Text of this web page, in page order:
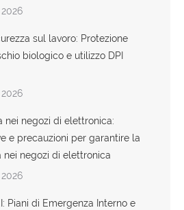
sul lavoro: Protezione
biologico e utilizzo DPI
nei negozi di elettronica:
e precauzioni per garantire la
nei negozi di elettronica
Piani di Emergenza Interno e